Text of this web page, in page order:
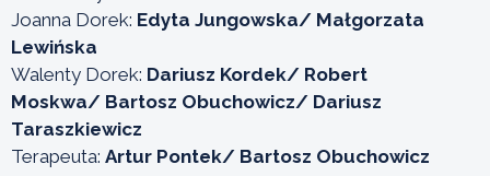
Joanna Dorek: Edyta Jungowska/ Małgorzata
Lewińska
Walenty Dorek: Dariusz Kordek/ Robert
Moskwa/ Bartosz Obuchowicz/ Dariusz
Taraszkiewicz
Terapeuta: Artur Pontek/ Bartosz Obuchowicz